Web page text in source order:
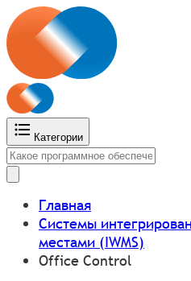
Категории
Главная
Системы
местами (IWMS)
Office Control